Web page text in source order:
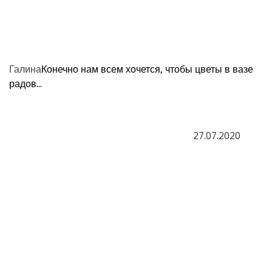
ГалинаКонечно нам всем хочется, чтобы цветы в вазе
радов...
27.07.2020